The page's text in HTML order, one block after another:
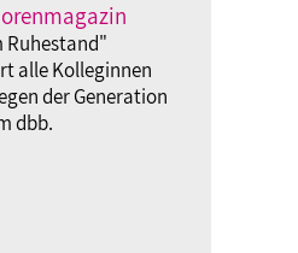
Ruhestand"
alle Kolleginnen
der Generation
dbb.